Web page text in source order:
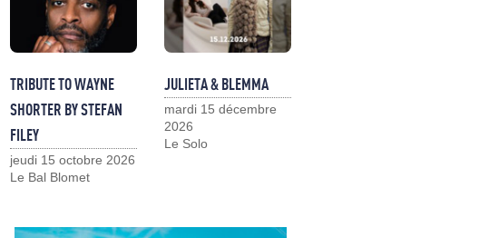
TRIBUTE TO WAYNE
SHORTER BY STEFAN
FILEY
jeudi 15 octobre 2026
Le Bal Blomet
JULIETA & BLEMMA
mardi 15 décembre
2026
Le Solo